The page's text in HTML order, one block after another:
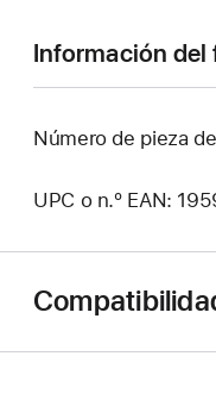
Información del
Número de pieza
UPC o n.º EAN: